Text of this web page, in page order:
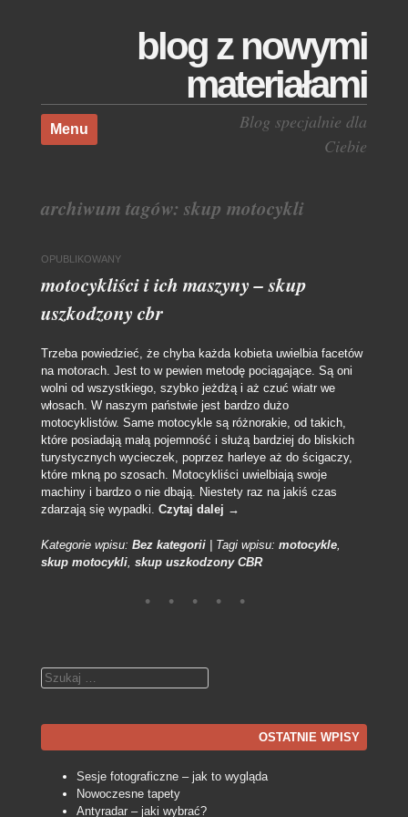
blog z nowymi
materiałami
Blog specjalnie dla
Ciebie
Menu
Skocz do treści
archiwum tagów: skup motocykli
OPUBLIKOWANY
motocykliści i ich maszyny – skup
uszkodzony cbr
Trzeba powiedzieć, że chyba każda kobieta uwielbia facetów
na motorach. Jest to w pewien metodę pociągające. Są oni
wolni od wszystkiego, szybko jeżdżą i aż czuć wiatr we
włosach. W naszym państwie jest bardzo dużo
motocyklistów. Same motocykle są różnorakie, od takich,
które posiadają małą pojemność i służą bardziej do bliskich
turystycznych wycieczek, poprzez harleye aż do ścigaczy,
które mkną po szosach. Motocykliści uwielbiają swoje
machiny i bardzo o nie dbają. Niestety raz na jakiś czas
zdarzają się wypadki. Czytaj dalej →
Kategorie wpisu: Bez kategorii | Tagi wpisu: motocykle,
skup motocykli, skup uszkodzony CBR
Szukaj
OSTATNIE WPISY
Sesje fotograficzne – jak to wygląda
Nowoczesne tapety
Antyradar – jaki wybrać?